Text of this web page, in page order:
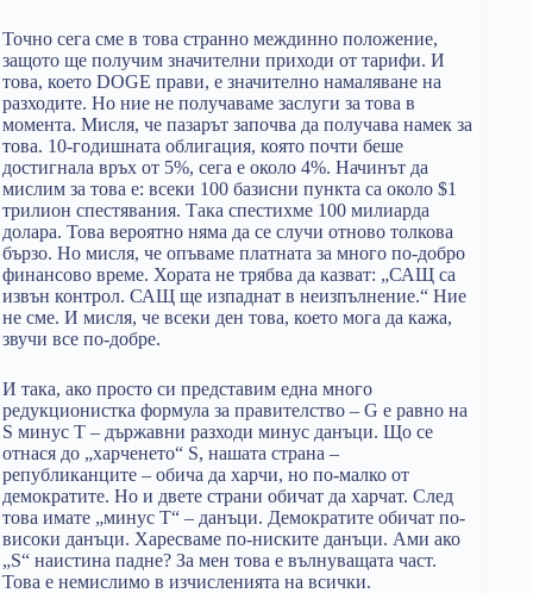
Точно сега сме в това странно междинно положение,
защото ще получим значителни приходи от тарифи. И
това, което DOGE прави, е значително намаляване на
разходите. Но ние не получаваме заслуги за това в
момента. Мисля, че пазарът започва да получава намек за
това. 10-годишната облигация, която почти беше
достигнала връх от 5%, сега е около 4%. Начинът да
мислим за това е: всеки 100 базисни пункта са около $1
трилион спестявания. Така спестихме 100 милиарда
долара. Това вероятно няма да се случи отново толкова
бързо. Но мисля, че опъваме платната за много по-добро
финансово време. Хората не трябва да казват: „САЩ са
извън контрол. САЩ ще изпаднат в неизпълнение.“ Ние
не сме. И мисля, че всеки ден това, което мога да кажа,
звучи все по-добре.
И така, ако просто си представим една много
редукционистка формула за правителство – G е равно на
S минус T – държавни разходи минус данъци. Що се
отнася до „харченето“ S, нашата страна –
републиканците – обича да харчи, но по-малко от
демократите. Но и двете страни обичат да харчат. След
това имате „минус Т“ – данъци. Демократите обичат по-
високи данъци. Харесваме по-ниските данъци. Ами ако
„S“ наистина падне? За мен това е вълнуващата част.
Това е немислимо в изчисленията на всички.